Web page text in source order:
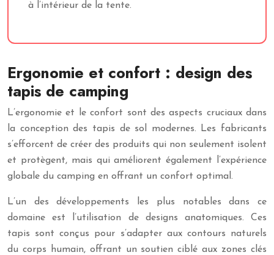
à l’intérieur de la tente.
Ergonomie et confort : design des
tapis de camping
L’ergonomie et le confort sont des aspects cruciaux dans
la conception des tapis de sol modernes. Les fabricants
s’efforcent de créer des produits qui non seulement isolent
et protègent, mais qui améliorent également l’expérience
globale du camping en offrant un confort optimal.
L’un des développements les plus notables dans ce
domaine est l’utilisation de designs anatomiques. Ces
tapis sont conçus pour s’adapter aux contours naturels
du corps humain, offrant un soutien ciblé aux zones clés